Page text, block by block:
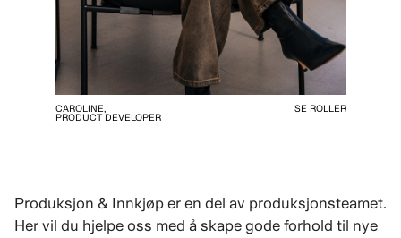
CAROLINE,
PRODUCT DEVELOPER
SE ROLLER
Produksjon & Innkjøp er en del av produksjonsteamet.
Her vil du hjelpe oss med å skape gode forhold til nye